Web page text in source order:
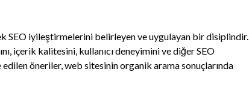
SEO iyileştirmelerini belirleyen ve uygulayan bir disiplindir.
içerik kalitesini, kullanıcı deneyimini ve diğer SEO
öneriler, web sitesinin organik arama sonuçlarında